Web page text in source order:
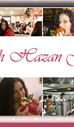
THE BEST